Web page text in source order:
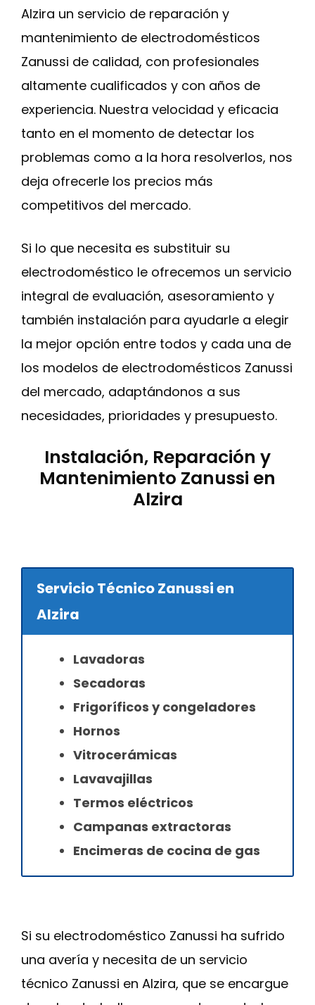
Alzira un servicio de reparación y
mantenimiento de electrodomésticos
Zanussi de calidad, con profesionales
altamente cualificados y con años de
experiencia. Nuestra velocidad y eficacia
tanto en el momento de detectar los
problemas como a la hora resolverlos, nos
deja ofrecerle los precios más
competitivos del mercado.
Si lo que necesita es substituir su
electrodoméstico le ofrecemos un servicio
integral de evaluación, asesoramiento y
también instalación para ayudarle a elegir
la mejor opción entre todos y cada una de
los modelos de electrodomésticos Zanussi
del mercado, adaptándonos a sus
necesidades, prioridades y presupuesto.
Instalación, Reparación y
Mantenimiento Zanussi en
Alzira
Servicio Técnico Zanussi en
Alzira
Lavadoras
Secadoras
Frigoríficos y congeladores
Hornos
Vitrocerámicas
Lavavajillas
Termos eléctricos
Campanas extractoras
Encimeras de cocina de gas
Si su electrodoméstico Zanussi ha sufrido
una avería y necesita de un servicio
técnico Zanussi en Alzira, que se encargue